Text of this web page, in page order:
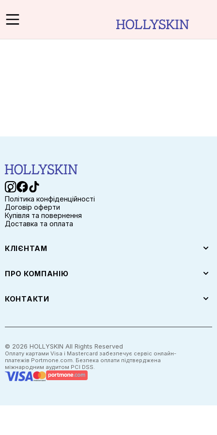
Політика конфіденційності
Договір оферти
Купівля та повернення
Доставка та оплата
КЛІЄНТАМ
ПРО КОМПАНІЮ
КОНТАКТИ
© 2026 HOLLYSKIN All Rights Reserved
Оплату картами Visa і Mastercard забезпечує сервіс онлайн-
платежів Portmone.com. Безпека оплати підтверджена
міжнародним аудитом PCI DSS.